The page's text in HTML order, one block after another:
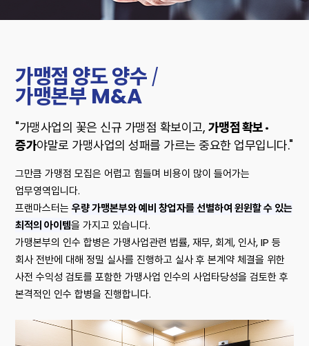
가맹점 양도 양수 /
가맹본부 M&A
"가맹사업의 꽃은 신규 가맹점 확보이고, 가맹점 확보 ·
증가야말로 가맹사업의 성패를 가르는 중요한 업무입니다."
그만큼 가맹점 모집은 어렵고 힘들며 비용이 많이 들어가는
업무영역입니다.
프랜마스터는우량 가맹본부와 예비 창업자를 선별하여 윈윈할 수 있는
최적의 아이템을 가지고 있습니다.
가맹본부의 인수 합병은 가맹사업관련 법률, 재무, 회계, 인사, IP 등
회사 전반에 대해 정밀 실사를 진행하고 실사 후 본계약 체결을 위한
사전 수익성 검토를 포함한 가맹사업 인수의 사업타당성을 검토한 후
본격적인 인수 합병을 진행합니다.